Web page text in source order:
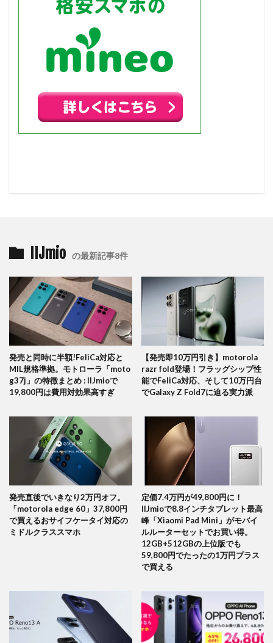
IIJmio の最新記事8件
発売と同時に半額!FeliCa対応と
MIL規格準拠。モトローラ「moto
g37j」の特徴まとめ : IIJmioで
19,800円は費用対効果高すぎ
【発売即10万円引き】motorola
razr fold登場！フラッグシップ性
能でFeliCa対応、そして10万円台
でGalaxy Z Fold7に迫る実力派
発売直後でいきなり2万円オフ。
「motorola edge 60」37,800円
で買えるおサイフケータイ対応の
ミドルクラススマホ
定価7.4万円が49,800円に！
IIJmioで8.8インチタブレット最高
峰「Xiaomi Pad Mini」がモバイ
ルルーターセットでお買い得。
12GB+512GBの上位版でも
59,800円でたったの1万円プラス
で買える